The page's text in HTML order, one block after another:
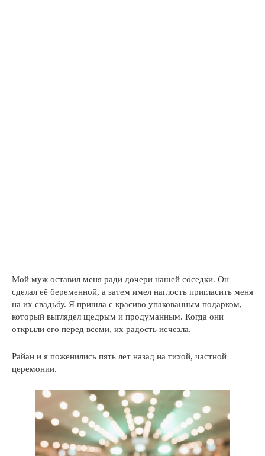
Мой муж оставил меня ради дочери нашей соседки. Он
сделал её беременной, а затем имел наглость пригласить меня
на их свадьбу. Я пришла с красиво упакованным подарком,
который выглядел щедрым и продуманным. Когда они
открыли его перед всеми, их радость исчезла.
Райан и я поженились пять лет назад на тихой, частной
церемонии.